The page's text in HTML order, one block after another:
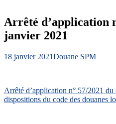
Arrêté d’application
janvier 2021
18 janvier 2021Douane SPM
Arrêté d’application n° 57/2021
dispositions du code des douanes